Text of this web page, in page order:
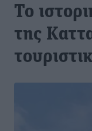
Το
της